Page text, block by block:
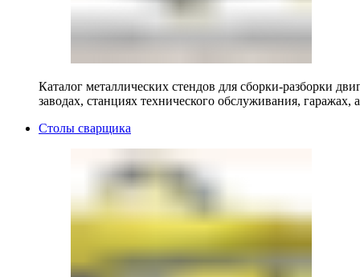
Каталог металлических стендов для сборки-разборки
заводах, станциях технического обслуживания, гаражах,
Столы сварщика